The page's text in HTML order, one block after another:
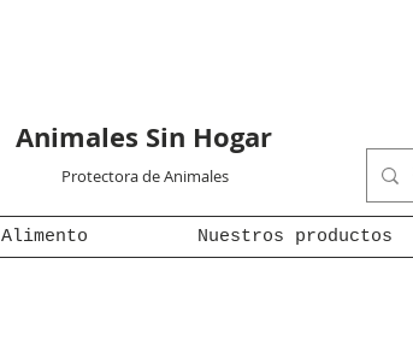
Animales Sin Hogar
Protectora de Animales
Alimento Nuestros productos